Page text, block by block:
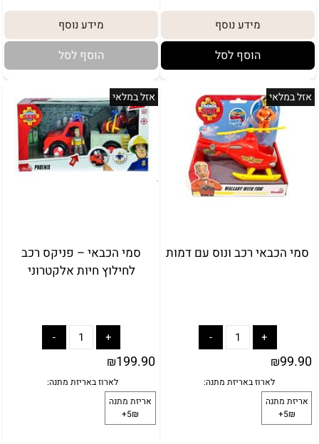
מתנה:
לארוז באריזת מתנה:
אריזת מתנה
מידע נוסף
הוסף לסל
מידע נוסף
הוסף לסל
אזל במלאי
סמי הכבאי רכב ונוס עם דמות
₪99.90
אזל במלאי
סמי הכבאי – פניקס רכב
לחילוץ חיות אלקטרוני
₪199.90